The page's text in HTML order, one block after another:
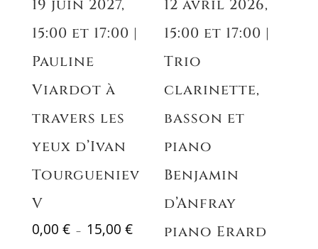
19 juin 2027,
15:00 et 17:00 |
Pauline
Viardot à
travers les
yeux d’Ivan
Tourgueniev
V
0,00 € – 15,00 €Plage
12 avril 2026,
15:00 et 17:00 |
Trio
clarinette,
basson et
piano
Benjamin
d’Anfray
piano Erard